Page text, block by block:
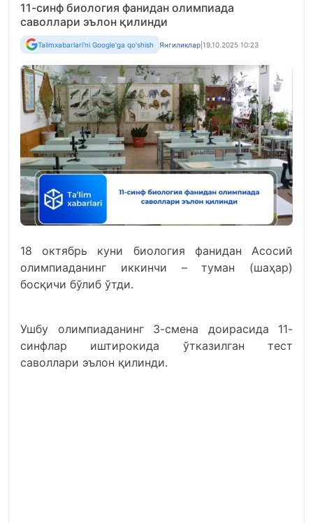
11-синф биология фанидан олимпиада
саволлари эълон қилинди
Talimxabarlari'ni Google'ga qo'shish Янгиликлар 19.10.2025 10:23
18 октябрь куни биология фанидан Асосий
олимпиаданинг иккинчи – туман (шаҳар)
босқичи бўлиб ўтди.
Ушбу олимпиаданинг 3-смена доирасида 11-
синфлар иштирокида ўтказилган тест
саволлари эълон қилинди.